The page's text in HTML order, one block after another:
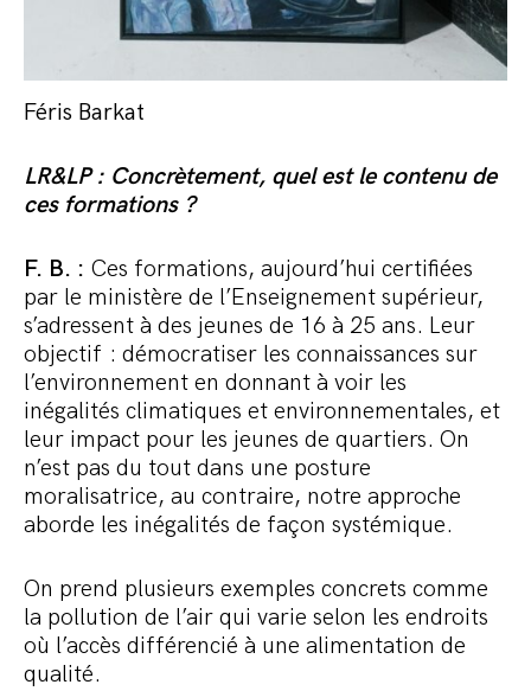
Féris Barkat
LR&LP : Concrètement, quel est le contenu de
ces formations ?
F. B. : Ces formations, aujourd’hui certifiées
par le ministère de l’Enseignement supérieur,
s’adressent à des jeunes de 16 à 25 ans. Leur
objectif : démocratiser les connaissances sur
l’environnement en donnant à voir les
inégalités climatiques et environnementales, et
leur impact pour les jeunes de quartiers. On
n’est pas du tout dans une posture
moralisatrice, au contraire, notre approche
aborde les inégalités de façon systémique.
On prend plusieurs exemples concrets comme
la pollution de l’air qui varie selon les endroits
où l’accès différencié à une alimentation de
qualité.